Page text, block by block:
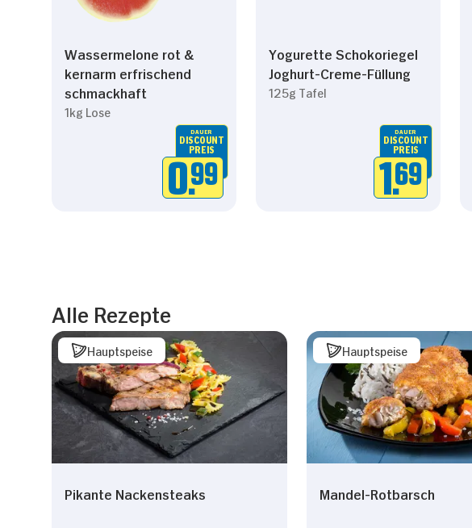
Wassermelone rot &
kernarm erfrischend
schmackhaft
1kg Lose
DAUER
DISCOUNT
PREIS
0.99
Yogurette Schokoriegel
Joghurt-Creme-Füllung
125g Tafel
DAUER
DISCOUNT
PREIS
1.69
Alle Rezepte
Hauptspeise
Pikante Nackensteaks
Hauptspeise
Mandel-Rotbarsch